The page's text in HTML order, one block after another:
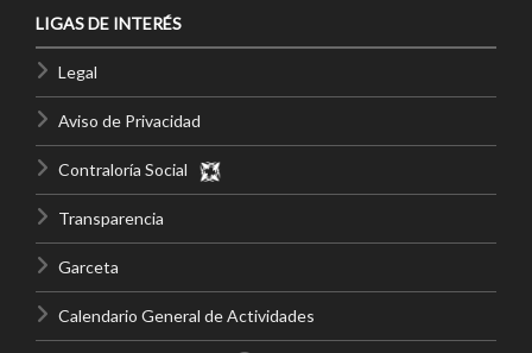
LIGAS DE INTERÉS
Legal
Aviso de Privacidad
Contraloría Social
Transparencia
Garceta
Calendario General de Actividades